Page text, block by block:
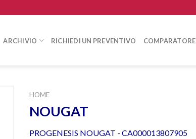
ARCHIVIO RICHIEDI UN PREVENTIVO COMPARATORE
HOME
NOUGAT
PROGENESIS NOUGAT - CA000013807905